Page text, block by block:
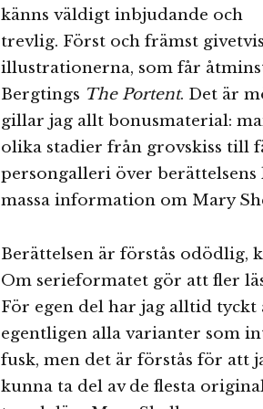
känns väldigt inbjudande och
trevlig. Först och främst
illustrationerna, som får
Bergtings The Portent. Det är
gillar jag allt bonusmaterial:
olika stadier från grovskiss till
persongalleri över
massa information om Mary
Berättelsen är förstås odödlig,
Om serieformatet gör att fler
För egen del har jag alltid
egentligen alla varianter som
fusk, men det är förstås för att
kunna ta del av de flesta